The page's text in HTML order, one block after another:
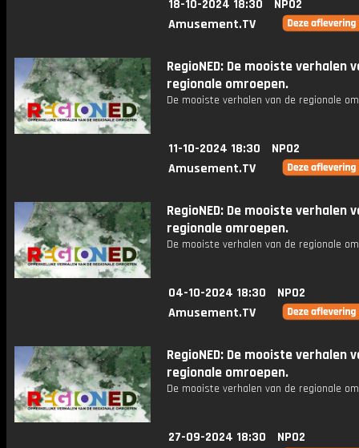
18-10-2024 18:30
NPO2
Amusement.TV
RegioNED: De mooiste verhalen
regionale omroepen.
De mooiste verhalen van de regionale
11-10-2024 18:30
NPO2
Amusement.TV
RegioNED: De mooiste verhalen
regionale omroepen.
De mooiste verhalen van de regionale
04-10-2024 18:30
NPO2
Amusement.TV
RegioNED: De mooiste verhalen
regionale omroepen.
De mooiste verhalen van de regionale
27-09-2024 18:30
NPO2